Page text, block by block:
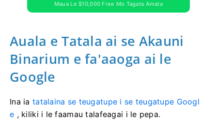
Maua Le $10,000 Free Mo Tagata Amata
Auala e Tatala ai se Akauni
Binarium e fa'aaoga ai le
Google
Ina ia tatalaina se teugatupe i se teugatupe Googl
e , kiliki i le faamau talafeagai i le pepa.